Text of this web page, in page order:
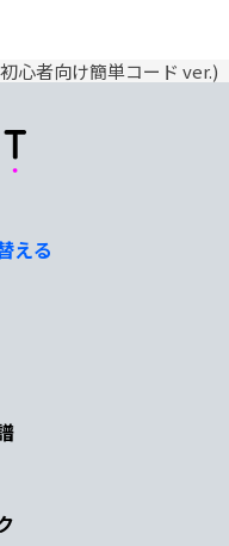
心者向け簡単コード ver.)
える